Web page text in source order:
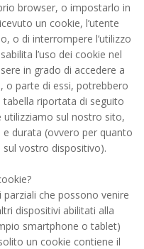
browser, o impostarlo in
un cookie, l’utente
o di interrompere l’utilizzo
l’uso dei cookie nel
in grado di accedere a
o parte di essi, potrebbero
riportata di seguito
utilizziamo sul nostro sito,
durata (ovvero per quanto
vostro dispositivo).
che possono venire
dispositivi abilitati alla
smartphone o tablet)
un cookie contiene il